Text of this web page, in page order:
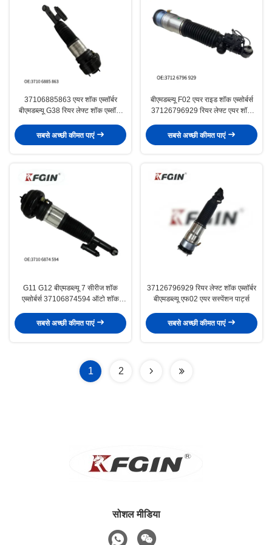
37106885863 एयर शॉक एब्सॉर्बर
बीएमडब्ल्यू G38 रियर लेफ्ट शॉक एब्सॉर्बर
सबसे अच्छी कीमत पाएं
बीएमडब्ल्यू F02 एयर राइड शॉक एब्सोर्बर्स
37126796929 रियर लेफ्ट एयर शॉक
सबसे अच्छी कीमत पाएं
G11 G12 बीएमडब्ल्यू 7 सीरीज शॉक
एब्सोर्बर्स 37106874594 ऑटो शॉक
सबसे अच्छी कीमत पाएं
37126796929 रियर लेफ्ट शॉक एब्सॉर्बर
बीएमडब्ल्यू एफ02 एयर सस्पेंशन पार्ट्स
सबसे अच्छी कीमत पाएं
1 2
सोशल मीडिया